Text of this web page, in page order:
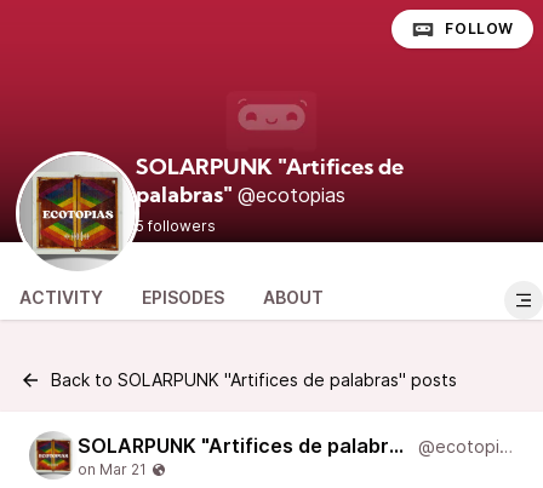
SOLARPUNK "Artifices de
palabras" @ecotopias
5 followers
FOLLOW
ACTIVITY EPISODES ABOUT
Back to SOLARPUNK "Artifices de palabras" posts
SOLARPUNK "Artifices de palabras" @ecotopias